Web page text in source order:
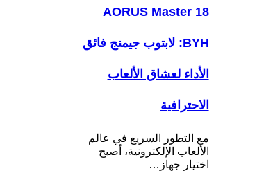
AORUS Master 18
BYH: لابتوب جيمنج فائق
الأداء لعشاق الألعاب
الاحترافية
مع التطور السريع في عالم
الألعاب الإلكترونية، أصبح
اختيار جهاز…